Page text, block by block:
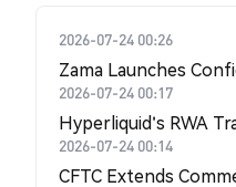
2026-07-24 00:26
Zama Launches
2026-07-24 00:17
Hyperliquid's RWA
2026-07-24 00:14
CFTC Extends